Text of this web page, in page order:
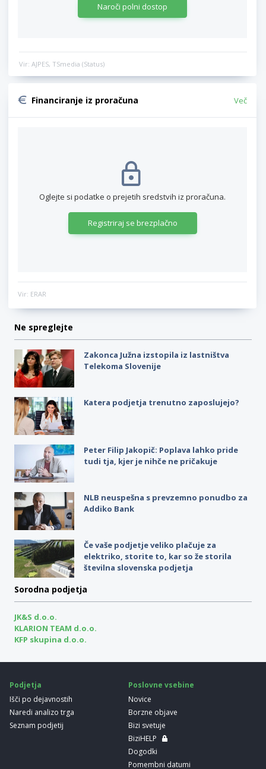
Naroči polni dostop
Vir: AJPES, TSmedia (Status)
Financiranje iz proračuna Več
Oglejte si podatke o prejetih sredstvih iz proračuna.
Registriraj se brezplačno
Vir: ERAR
Ne spreglejte
Zakonca Južna izstopila iz lastništva
Telekoma Slovenije
Katera podjetja trenutno zaposlujejo?
Peter Filip Jakopič: Poplava lahko pride
tudi tja, kjer je nihče ne pričakuje
NLB neuspešna s prevzemno ponudbo za
Addiko Bank
Če vaše podjetje veliko plačuje za
elektriko, storite to, kar so že storila
številna slovenska podjetja
Sorodna podjetja
JK&S d.o.o.
KLARION TEAM d.o.o.
KFP skupina d.o.o.
Podjetja
Išči po dejavnostih
Naredi analizo trga
Seznam podjetij
Poslovne vsebine
Novice
Borzne objave
Bizi svetuje
BiziHELP
Dogodki
Pomembni datumi